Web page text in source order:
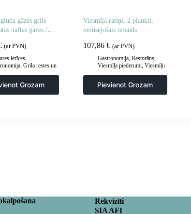
gāzes grils
naftas gāzes /
(ar PVN)
ierīces,
, Grila restes un
Grozam
Viesmīļa ratiņi, 2 plaukti,
nerūsējošais tērauds
107,86 € (ar PVN)
Gastronomija, Restorāns,
Viesmīļa piederumi, Viesmīļu
Pievienot Grozam
Rekvizīti
SIA AFI